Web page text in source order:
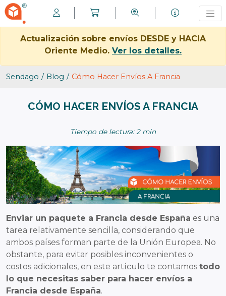
Actualización sobre envíos DESDE y HACIA
Oriente Medio. Ver los detalles.
Sendago Blog Cómo Hacer Envíos A Francia
CÓMO HACER ENVÍOS A FRANCIA
Tiempo de lectura: 2 min
Enviar un paquete a Francia desde España es una
tarea relativamente sencilla, considerando que
ambos países forman parte de la Unión Europea. No
obstante, para evitar posibles inconvenientes o
costos adicionales, en este artículo te contamos todo
lo que necesitas saber para hacer envíos a
Francia desde España.